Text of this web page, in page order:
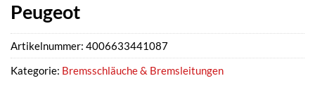
Peugeot
Artikelnummer: 4006633441087
Kategorie: Bremsschläuche & Bremsleitungen